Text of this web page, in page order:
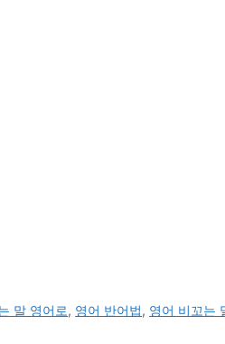
말 영어로, 영어 반어법, 영어 비꼬는